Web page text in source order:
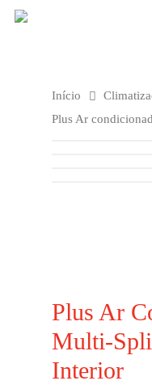
para fechar
Início
Plus Ar
Plus Ar
Multi-
Interior